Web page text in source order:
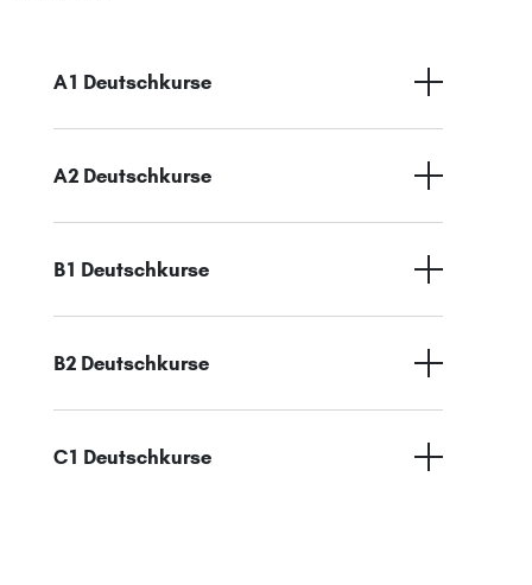
A1 Deutschkurse
A2 Deutschkurse
B1 Deutschkurse
B2 Deutschkurse
C1 Deutschkurse